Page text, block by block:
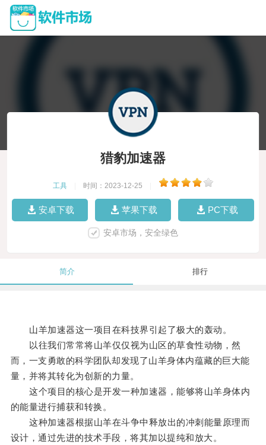
猎豹加速器
工具 时间：2023-12-25
安卓下载 苹果下载 PC下载
安卓市场，安全绿色
简介 排行
山羊加速器这一项目在科技界引起了极大的轰动。
以往我们常常将山羊仅仅视为山区的草食性动物，然
而，一支勇敢的科学团队却发现了山羊身体内蕴藏的巨大能
量，并将其转化为创新的力量。
这个项目的核心是开发一种加速器，能够将山羊身体内
的能量进行捕获和转换。
这种加速器根据山羊在斗争中释放出的冲刺能量原理而
设计，通过先进的技术手段，将其加以提纯和放大。